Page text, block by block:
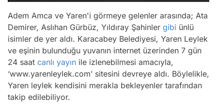
Adem Amca ve Yaren'i görmeye gelenler arasında; Ata
Demirer, Aslıhan Gürbüz, Yıldıray Şahinler gibi ünlü
isimler de yer aldı. Karacabey Belediyesi, Yaren Leylek
ve eşinin bulunduğu yuvanın internet üzerinden 7 gün
24 saat canlı yayın ile izlenebilmesi amacıyla,
‘www.yarenleylek.com’ sitesini devreye aldı. Böylelikle,
Yaren leylek kendisini merakla bekleyenler tarafından
takip edilebiliyor.